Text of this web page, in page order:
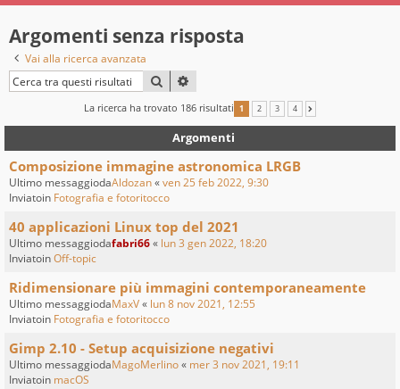
Argomenti senza risposta
Vai alla ricerca avanzata
CERCA
La ricerca ha trovato 186 risultati 1 2 3 4
Argomenti
Composizione immagine astronomica LRGB
Ultimo messaggiodaAldozan«ven 25 feb 2022, 9:30
Inviatoin Fotografia e fotoritocco
40 applicazioni Linux top del 2021
Ultimo messaggiodafabri66« lun 3 gen 2022, 18:20
InviatoinOff-topic
Ridimensionare più immagini contemporaneamente
Ultimo messaggiodaMaxV« lun 8 nov 2021, 12:55
Inviatoin Fotografia e fotoritocco
Gimp 2.10 - Setup acquisizione negativi
Ultimo messaggiodaMagoMerlino« mer 3 nov 2021, 19:11
Inviatoin macOS